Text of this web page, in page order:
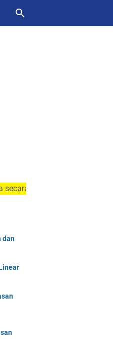
dan mandiri
dan